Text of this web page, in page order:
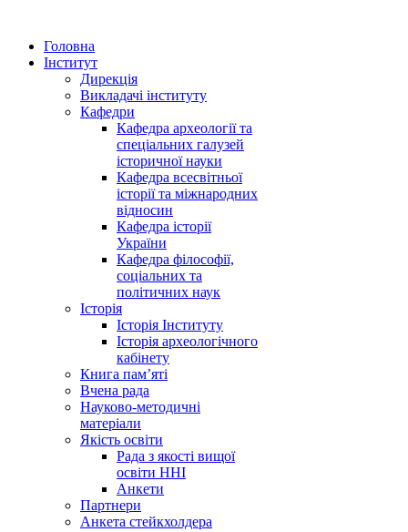
Головна
Інститут
Дирекція
Викладачі інституту
Кафедри
Кафедра археології та
спеціальних галузей
історичної науки
Кафедра всесвітньої
історії та міжнародних
відносин
Кафедра історії
України
Кафедра філософії,
соціальних та
політичних наук
Історія
Історія Інституту
Історія археологічного
кабінету
Книга памʼяті
Вчена рада
Науково-методичні
матеріали
Якість освіти
Рада з якості вищої
освіти ННІ
Анкети
Партнери
Анкета стейкхолдера